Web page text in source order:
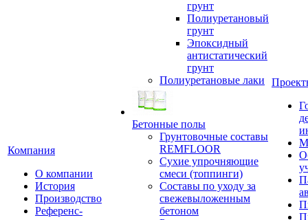
Компания
О компании
История
Производство
Референс-
грунт
Полиуретановый
грунт
Эпоксидный
антистатический
грунт
Полиуретановые лаки
Бетонные полы
Грунтовочные составы
REMFLOOR
Сухие упрочняющие
смеси (топпинги)
Составы по уходу за
свежевыложенным
бетоном